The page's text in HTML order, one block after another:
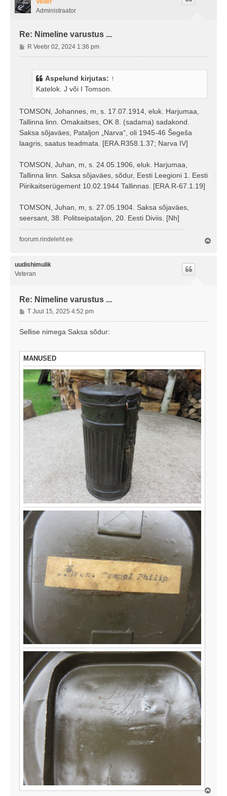
Administraator
Re: Nimeline varustus ...
P
o
s
R Veebr 02, 2024 1:36 pm
Aspelund kirjutas: ↑
Katelok. J või I Tomson.
TOMSON, Johannes, m, s. 17.07.1914, eluk. Harjumaa,
Tallinna linn. Omakaitses, OK 8. (sadama) sadakond.
Saksa sõjaväes, Pataljon „Narva“, oli 1945-46 Šegeša
laagris, saatus teadmata. [ERA.R358.1.37; Narva IV]
TOMSON, Juhan, m, s. 24.05.1906, eluk. Harjumaa,
Tallinna linn. Saksa sõjaväes, sõdur, Eesti Leegioni 1. Eesti
Piirikaitserügement 10.02.1944 Tallinnas. [ERA.R-67.1.19]
TOMSON, Juhan, m, s. 27.05.1904. Saksa sõjaväes,
seersant, 38. Politseipataljon, 20. Eesti Diviis. [Nh]
foorum.rindeleht.ee
uudishimulik
Veteran
Re: Nimeline varustus ...
P
o
s
t
u
s
T Juul 15, 2025 4:52 pm
Sellise nimega Saksa sõdur:
MANUSED